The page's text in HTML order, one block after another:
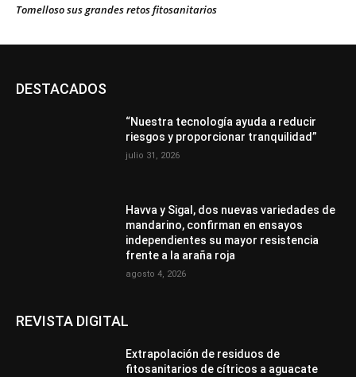
Tomelloso sus grandes retos fitosanitarios
DESTACADOS
“Nuestra tecnología ayuda a reducir
riesgos y proporcionar tranquilidad”
julio 31, 2026
Havva y Sigal, dos nuevas variedades de
mandarino, confirman en ensayos
independientes su mayor resistencia
frente a la araña roja
agosto 4, 2026
REVISTA DIGITAL
Extrapolación de residuos de
fitosanitarios de cítricos a aguacate